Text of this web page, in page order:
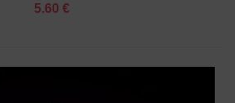
5.60 €